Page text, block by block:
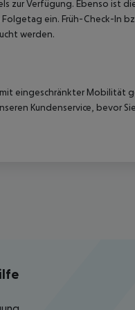
zur Verfügung. Ebenso ist
Folgetag ein. Früh-Check-
werden.
eingeschränkter
Kundenservice, bevor